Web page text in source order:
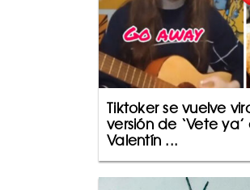
Tiktoker se vuelve
versión de ‘Vete
Valentín ...